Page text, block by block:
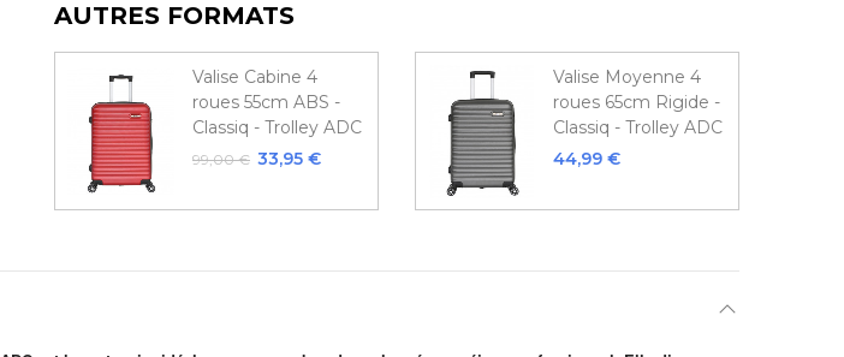
AUTRES FORMATS
Valise Cabine 4
roues 55cm ABS -
Classiq - Trolley ADC
99,00 € 33,95 €
Valise Moyenne 4
roues 65cm Rigide -
Classiq - Trolley ADC
44,99 €